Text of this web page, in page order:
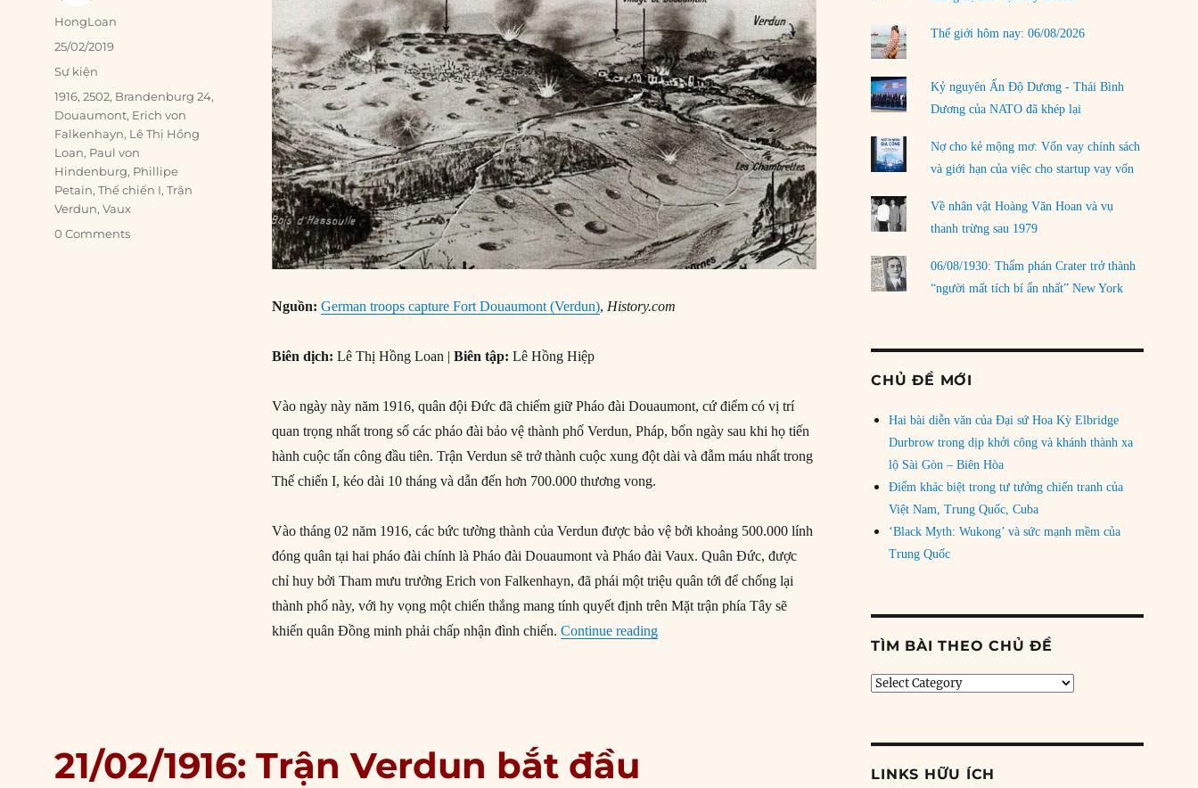
Nguồn: German troops capture Fort Douaumont (Verdun), History.com
Biên dịch: Lê Thị Hồng Loan |Biên tập:Lê Hồng Hiệp
Vào ngày này năm 1916, quân đội Đức đã chiếm giữ Pháo đài Douaumont, cứ điểm có vị trí
quan trọng nhất trong số các pháo đài bảo vệ thành phố Verdun, Pháp, bốn ngày sau khi họ tiến
hành cuộc tấn công đầu tiên. Trận Verdun sẽ trở thành cuộc xung đột dài và đẫm máu nhất trong
Thế chiến I, kéo dài 10 tháng và dẫn đến hơn 700.000 thương vong.
Vào tháng 02 năm 1916, các bức tường thành của Verdun được bảo vệ bởi khoảng 500.000 lính
đóng quân tại hai pháo đài chính là Pháo đài Douaumont và Pháo đài Vaux. Quân Đức, được
chỉ huy bởi Tham mưu trưởng Erich von Falkenhayn, đã phái một triệu quân tới để chống lại
thành phố này, với hy vọng một chiến thắng mang tính quyết định trên Mặt trận phía Tây sẽ
khiến quân Đồng minh phải chấp nhận đình chiến.Continue reading“25/02/1916: Đức chiếm Pháo đài Douaumont ở Verdun”
Author
HongLoan
Posted
25/02/2019
Categories
Sự kiện
Tags
1916,2502, Brandenburg 24,
Douaumont, Erich von
Falkenhayn, Lê Thị Hồng
Loan, Paul von
Hindenburg, Phillipe
Petain,Thế chiến I,Trận
Verdun,Vaux
0 Comments
21/02/1916: Trận Verdun bắt đầu
Thế giới hôm nay: 06/08/2026
Kỷ nguyên Ấn Độ Dương - Thái Bình
Dương của NATO đã khép lại
Nợ cho kẻ mộng mơ: Vốn vay chính sách
và giới hạn của việc cho startup vay vốn
Về nhân vật Hoàng Văn Hoan và vụ
thanh trừng sau 1979
06/08/1930: Thẩm phán Crater trở thành
“người mất tích bí ẩn nhất” New York
CHỦ ĐỀ MỚI
Hai bài diễn văn của Đại sứ Hoa Kỳ Elbridge
Durbrow trong dịp khởi công và khánh thành xa
lộ Sài Gòn – Biên Hòa
Điểm khác biệt trong tư tưởng chiến tranh của
Việt Nam, Trung Quốc, Cuba
‘Black Myth: Wukong’ và sức mạnh mềm của
Trung Quốc
TÌM BÀI THEO CHỦ ĐỀ
Tìm
LINKS HỮU ÍCH